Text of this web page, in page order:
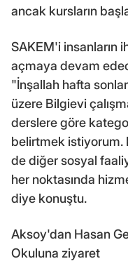
ancak kursların
SAKEM'i insanların
açmaya devam
"İnşallah hafta
üzere Bilgievi
derslere göre
belirtmek istiyorum.
de diğer sosyal
her noktasında
diye konuştu.
Aksoy'dan Hasan
Okuluna ziyaret